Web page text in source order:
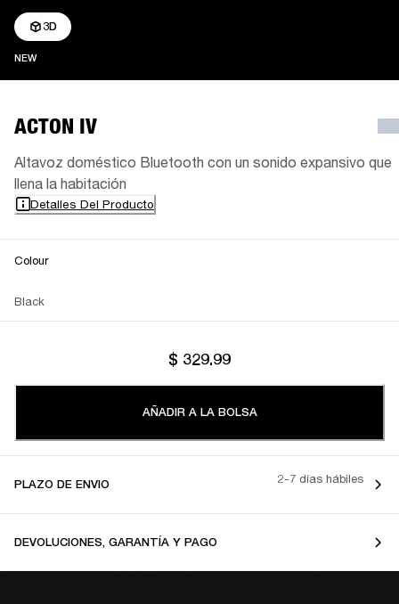
NEWNEW
3D
ACTON IV
Altavoz doméstico Bluetooth con un sonido expansivo que
llena la habitación
Detalles Del Producto
Colour
Black
$ 329.99
AÑADIR A LA BOLSA
PLAZO DE ENVIO 2-7 días hábiles
DEVOLUCIONES, GARANTÍA Y PAGO